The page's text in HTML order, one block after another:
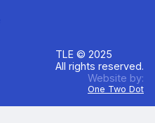
TLE © 2025
All rights reserved.
Website by:
One Two Dot